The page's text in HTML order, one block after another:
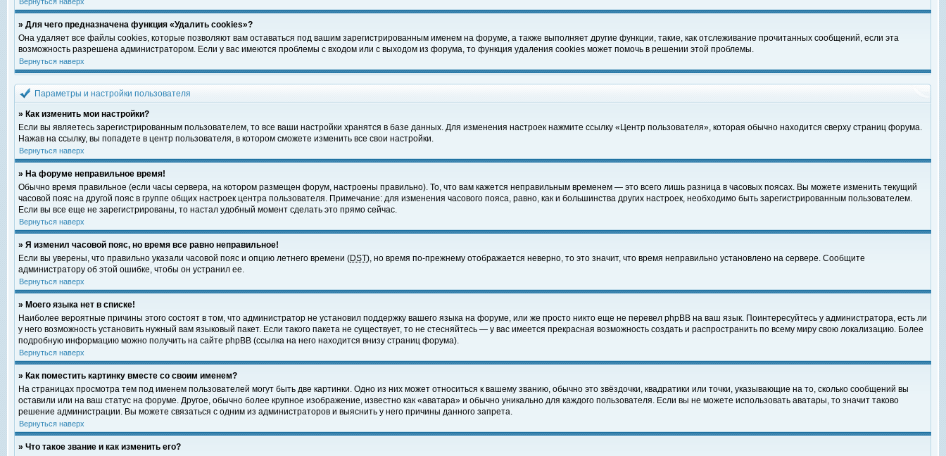
» Для чего предназначена функция «Удалить cookies»?
Она удаляет все файлы cookies, которые позволяют вам оставаться под вашим зарегистрированным именем на форуме, а также выполняет другие функции, такие, как отслеживание прочитанных сообщений, если эта
возможность разрешена администратором. Если у вас имеются проблемы с входом или с выходом из форума, то функция удаления cookies может помочь в решении этой проблемы.
Вернуться наверх
Параметры и настройки пользователя
» Как изменить мои настройки?
Если вы являетесь зарегистрированным пользователем, то все ваши настройки хранятся в базе данных. Для изменения настроек нажмите ссылку «Центр пользователя», которая обычно находится сверху страниц форума.
Нажав на ссылку, вы попадете в центр пользователя, в котором сможете изменить все свои настройки.
Вернуться наверх
» На форуме неправильное время!
Обычно время правильное (если часы сервера, на котором размещен форум, настроены правильно). То, что вам кажется неправильным временем — это всего лишь разница в часовых поясах. Вы можете изменить текущий
часовой пояс на другой пояс в группе общих настроек центра пользователя. Примечание: для изменения часового пояса, равно, как и большинства других настроек, необходимо быть зарегистрированным пользователем.
Если вы все еще не зарегистрированы, то настал удобный момент сделать это прямо сейчас.
Вернуться наверх
» Я изменил часовой пояс, но время все равно неправильное!
Если вы уверены, что правильно указали часовой пояс и опцию летнего времени (DST), но время по-прежнему отображается неверно, то это значит, что время неправильно установлено на сервере. Сообщите
администратору об этой ошибке, чтобы он устранил ее.
Вернуться наверх
» Моего языка нет в списке!
Наиболее вероятные причины этого состоят в том, что администратор не установил поддержку вашего языка на форуме, или же просто никто еще не перевел phpBB на ваш язык. Поинтересуйтесь у администратора, есть ли
у него возможность установить нужный вам языковый пакет. Если такого пакета не существует, то не стесняйтесь — у вас имеется прекрасная возможность создать и распространить по всему миру свою локализацию. Более
подробную информацию можно получить на сайте phpBB (ссылка на него находится внизу страниц форума).
Вернуться наверх
» Как поместить картинку вместе со своим именем?
На страницах просмотра тем под именем пользователей могут быть две картинки. Одно из них может относиться к вашему званию, обычно это звёздочки, квадратики или точки, указывающие на то, сколько сообщений вы
оставили или на ваш статус на форуме. Другое, обычно более крупное изображение, известно как «аватара» и обычно уникально для каждого пользователя. Если вы не можете использовать аватары, то значит таково
решение администрации. Вы можете связаться с одним из администраторов и выяснить у него причины данного запрета.
Вернуться наверх
» Что такое звание и как изменить его?